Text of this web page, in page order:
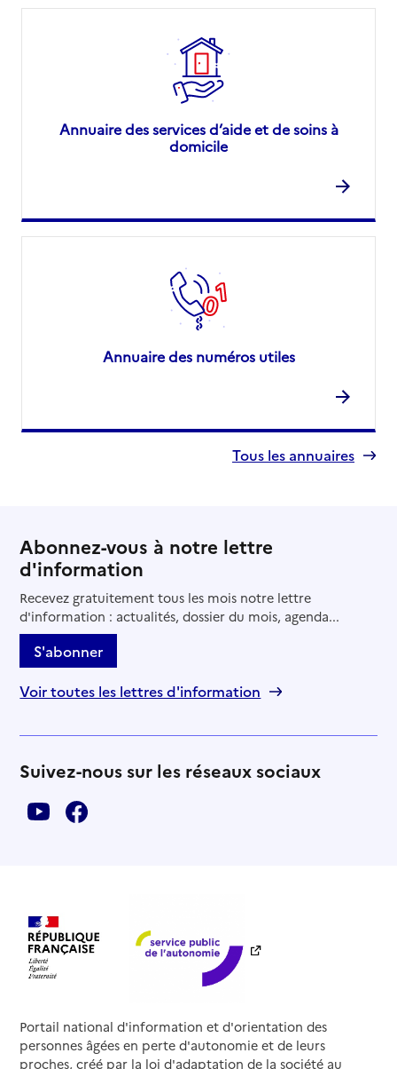
Annuaire des services d’aide et de soins à
domicile
Annuaire des numéros utiles
Tous les annuaires
Abonnez-vous à notre lettre
d'information
Recevez gratuitement tous les mois notre lettre
d'information : actualités, dossier du mois, agenda...
S'abonner
Voir toutes les lettres d'information
Suivez-nous sur les réseaux sociaux
Portail national d'information et d'orientation des
personnes âgées en perte d'autonomie et de leurs
proches, créé par la loi d'adaptation de la société au